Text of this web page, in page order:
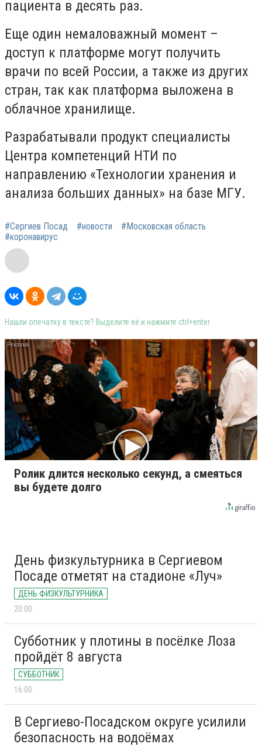
пациента в десять раз.
Еще один немаловажный момент –
доступ к платформе могут получить
врачи по всей России, а также из других
стран, так как платформа выложена в
облачное хранилище.
Разрабатывали продукт специалисты
Центра компетенций НТИ по
направлению «Технологии хранения и
анализа больших данных» на базе МГУ.
#Сергиев Посад #новости
#Московская область
#коронавирус
Нашли опечатку в тексте? Выделите её и нажмите ctrl+enter
i
Ролик длится несколько секунд, а смеяться
вы будете долго
День физкультурника в Сергиевом
Посаде отметят на стадионе «Луч»
ДЕНЬ ФИЗКУЛЬТУРНИКА
20:00
Субботник у плотины в посёлке Лоза
пройдёт 8 августа
СУББОТНИК
16:00
В Сергиево-Посадском округе усилили
безопасность на водоёмах